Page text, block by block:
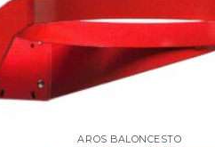
AROS BALONCESTO